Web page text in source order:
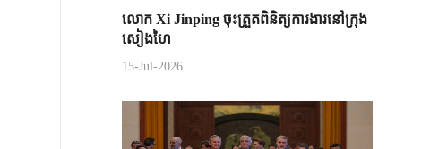
លោក Xi Jinping ចុះត្រួតពិនិត្យការងារនៅក្រុង
សៀងហៃ
15-Jul-2026